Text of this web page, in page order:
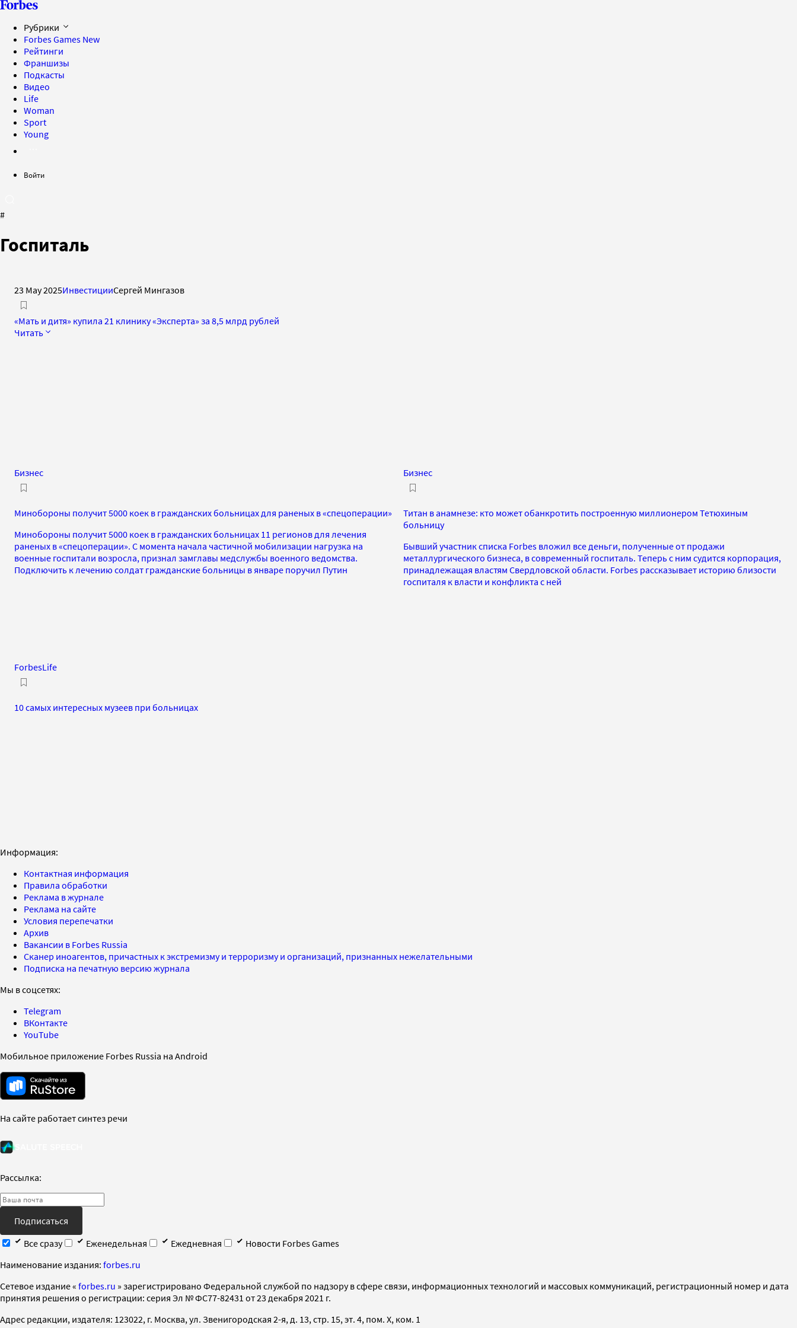
Рубрики
Forbes Games New
Рейтинги
Франшизы
Подкасты
Видео
Life
Woman
Sport
Young
Войти
#
Госпиталь
23 May 2025ИнвестицииСергей Мингазов
«Мать и дитя» купила 21 клинику «Эксперта» за 8,5 млрд рублей
Читать
Бизнес
Минобороны получит 5000 коек в гражданских больницах для раненых в «спецоперации»
Минобороны получит 5000 коек в гражданских больницах 11 регионов для лечения
раненых в «спецоперации». С момента начала частичной мобилизации нагрузка на
военные госпитали возросла, признал замглавы медслужбы военного ведомства.
Подключить к лечению солдат гражданские больницы в январе поручил Путин
Бизнес
Титан в анамнезе: кто может обанкротить построенную миллионером Тетюхиным
больницу
Бывший участник списка Forbes вложил все деньги, полученные от продажи
металлургического бизнеса, в современный госпиталь. Теперь с ним судится корпорация,
принадлежащая властям Свердловской области. Forbes рассказывает историю близости
госпиталя к власти и конфликта с ней
ForbesLife
10 самых интересных музеев при больницах
Информация:
Контактная информация
Правила обработки
Реклама в журнале
Реклама на сайте
Условия перепечатки
Архив
Вакансии в Forbes Russia
Сканер иноагентов, причастных к экстремизму и терроризму и организаций, признанных нежелательными
Подписка на печатную версию журнала
Мы в соцсетях:
Telegram
ВКонтакте
YouTube
Мобильное приложение Forbes Russia на Android
На сайте работает синтез речи
Рассылка:
Подписаться
Все сразу
Еженедельная Ежедневная
Новости Forbes Games
Наименование издания: forbes.ru
Cетевое издание « forbes.ru » зарегистрировано Федеральной службой по надзору в сфере связи, информационных технологий и массовых коммуникаций, регистрационный номер и дата
принятия решения о регистрации: серия Эл № ФС77-82431 от 23 декабря 2021 г.
Адрес редакции, издателя: 123022, г. Москва, ул. Звенигородская 2-я, д. 13, стр. 15, эт. 4, пом. X, ком. 1